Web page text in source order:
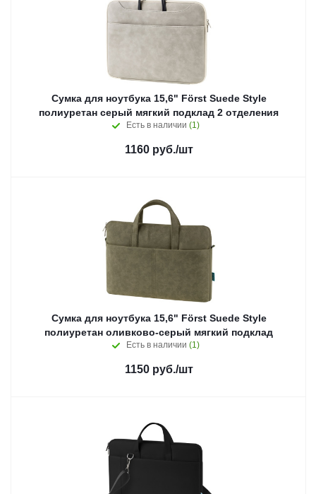
Сумка для ноутбука 15,6" Först Suede Style
полиуретан серый мягкий подклад 2 отделения
Есть в наличии (1)
1160руб./шт
Сумка для ноутбука 15,6" Först Suede Style
полиуретан оливково-серый мягкий подклад
Есть в наличии (1)
1150руб./шт